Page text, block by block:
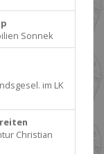
Sonnek
im LK
Christian